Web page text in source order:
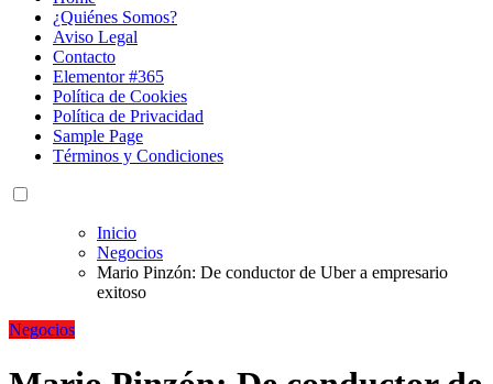
¿Quiénes Somos?
Aviso Legal
Contacto
Elementor #365
Política de Cookies
Política de Privacidad
Sample Page
Términos y Condiciones
Inicio
Negocios
Mario Pinzón: De conductor de Uber a empresario
exitoso
Negocios